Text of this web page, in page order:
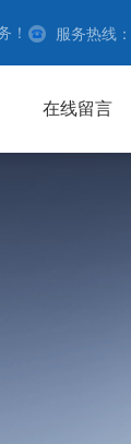
！ 服务热线：
在线留言